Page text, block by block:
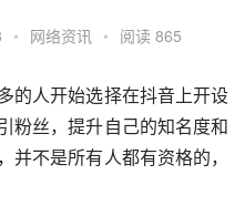
• 网络资讯 • 阅读 865
的人开始选择在抖音上开设
粉丝，提升自己的知名度和
不是所有人都有资格的，